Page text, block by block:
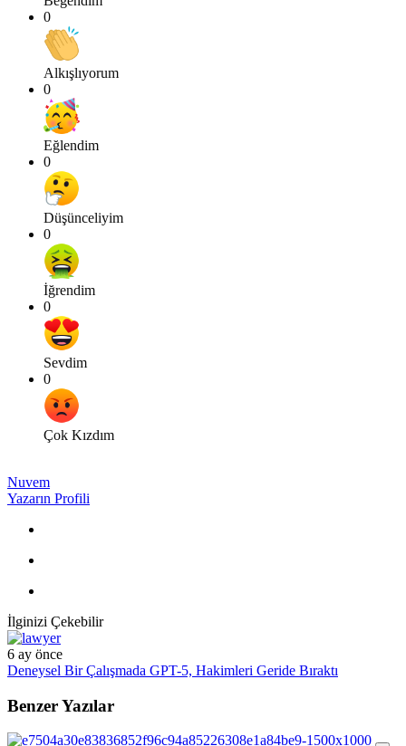
0
Alkışlıyorum
0
Eğlendim
0
Düşünceliyim
0
İğrendim
0
Sevdim
0
Çok Kızdım
Nuvem
Yazarın Profili
İlginizi Çekebilir
6 ay önce
Deneysel Bir Çalışmada GPT-5, Hakimleri Geride Bıraktı
Benzer Yazılar